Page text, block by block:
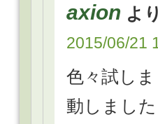
axion よ
2015/06/21
色々試し
動しまし